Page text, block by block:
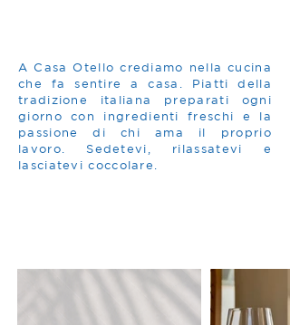
A Casa Otello crediamo nella cucina
che fa sentire a casa. Piatti della
tradizione italiana preparati ogni
giorno con ingredienti freschi e la
passione di chi ama il proprio
lavoro. Sedetevi, rilassatevi e
lasciatevi coccolare.